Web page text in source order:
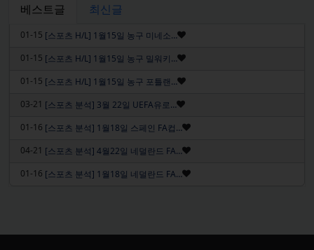
베스트글 최신글
01-15 [스포츠 H/L] 1월15일 농구 미네소… 인기글
01-15 [스포츠 H/L] 1월15일 농구 밀워키… 인기글
01-15 [스포츠 H/L] 1월15일 농구 포틀랜… 인기글
03-21 [스포츠 분석] 3월 22일 UEFA유로… 인기글
01-16 [스포츠 분석] 1월18일 스페인 FA컵… 인기글
04-21 [스포츠 분석] 4월22일 네덜란드 FA… 인기글
01-16 [스포츠 분석] 1월18일 네덜란드 FA… 인기글